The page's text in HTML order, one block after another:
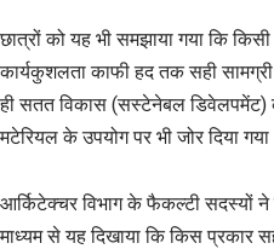
छात्रों को यह भी समझाया गया कि
कार्यकुशलता काफी हद तक सही
ही सतत विकास (सस्टेनेबल डिवेलपमेंट)
मटेरियल के उपयोग पर भी जोर दिया
आर्किटेक्चर विभाग के फैकल्टी सदस्यों
माध्यम से यह दिखाया कि किस प्रकार